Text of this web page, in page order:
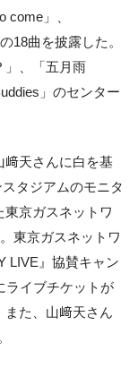
come」、
18曲を披露した。
」、「五月雨
」のセンター
﨑天さんに白を基
タジアムのモニタ
京ガスネットワ
東京ガスネットワ
LIVE』協賛キャン
ライブチケットが
また、山﨑天さん